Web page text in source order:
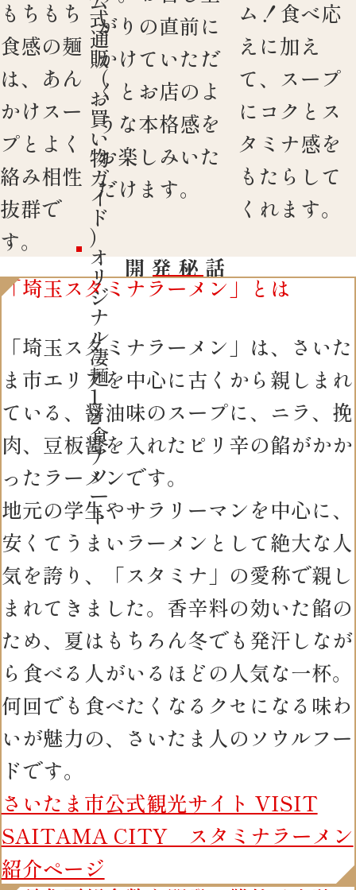
式
通
販
（
お
買
い
物
ガ
イ
ド
）
オ
リ
ジ
ナ
ル
凄
麺
1
2
食
ア
ソ
ー
ト
もちもち
食感の麺
は、あん
かけスー
プとよく
絡み相性
抜群で
す。
がりの直前に
かけていただ
くとお店のよ
うな本格感を
お楽しみいた
だけます。
ム！食べ応
えに加え
て、スープ
にコクとス
タミナ感を
もたらして
くれます。
開発秘話
「埼玉スタミナラーメン」とは
「埼玉スタミナラーメン」は、さいた
ま市エリアを中心に古くから親しまれ
ている、醤油味のスープに、ニラ、挽
肉、豆板醤を入れたピリ辛の餡がかか
ったラーメンです。
地元の学生やサラリーマンを中心に、
安くてうまいラーメンとして絶大な人
気を誇り、「スタミナ」の愛称で親し
まれてきました。香辛料の効いた餡の
ため、夏はもちろん冬でも発汗しなが
ら食べる人がいるほどの人気な一杯。
何回でも食べたくなるクセになる味わ
いが魅力の、さいたま人のソウルフー
ドです。
さいたま市公式観光サイト VISIT
SAITAMA CITY スタミナラーメン
紹介ページ